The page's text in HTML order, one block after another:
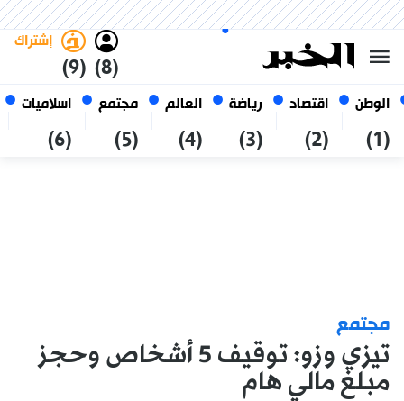
الوطن
(1)
اقتصاد
(2)
رياضة
(3)
العالم
(4)
مجتمع
(5)
اسلاميات
(6)
(8)
إشتراك
(9)
أغسطس 2026
الجزائر
مجتمع
تيزي وزو: توقيف 5 أشخاص وحجز
مبلغ مالي هام